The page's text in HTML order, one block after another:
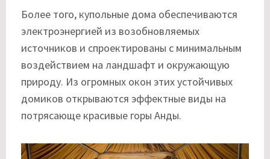
Более того, купольные дома обеспечиваются
электроэнергией из возобновляемых
источников и спроектированы с минимальным
воздействием на ландшафт и окружающую
природу. Из огромных окон этих устойчивых
домиков открываются эффектные виды на
потрясающе красивые горы Анды.